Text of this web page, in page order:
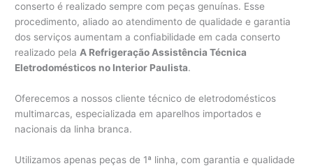
conserto é realizado sempre com peças genuínas. Esse
procedimento, aliado ao atendimento de qualidade e garantia
dos serviços aumentam a confiabilidade em cada conserto
realizado pela A Refrigeração Assistência Técnica
Eletrodomésticos no Interior Paulista.
Oferecemos a nossos cliente técnico de eletrodomésticos
multimarcas, especializada em aparelhos importados e
nacionais da linha branca.
Utilizamos apenas peças de 1ª linha, com garantia e qualidade